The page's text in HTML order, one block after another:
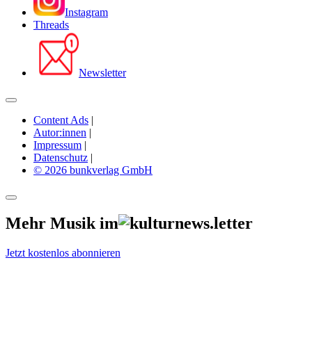
Instagram
Threads
Newsletter
Content Ads |
Autor:innen |
Impressum |
Datenschutz |
© 2026 bunkverlag GmbH
Mehr Musik im
Jetzt kostenlos abonnieren